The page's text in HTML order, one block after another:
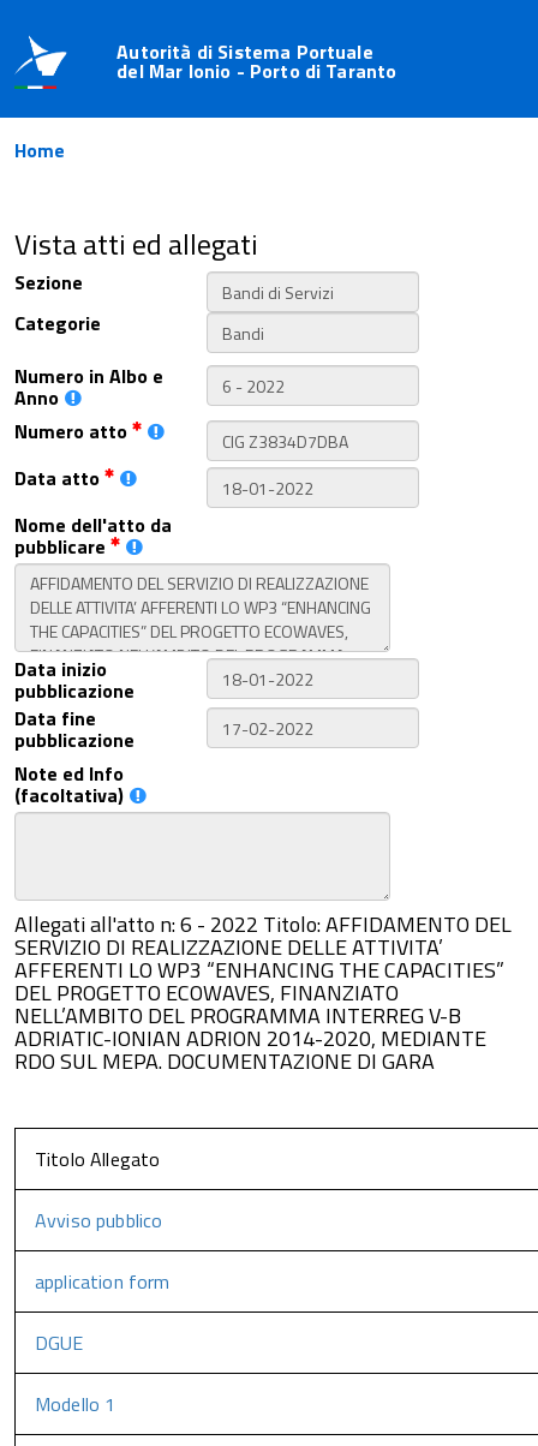
Autorità di Sistema Portuale
del Mar Ionio - Porto di Taranto
Home
Vista atti ed allegati
Sezione
Categorie
Numero in Albo e
Anno
Numero atto
Data atto
Nome dell'atto da
pubblicare
Data inizio
pubblicazione
Data fine
pubblicazione
Note ed Info
(facoltativa)
Allegati all'atto n: 6 - 2022 Titolo: AFFIDAMENTO DEL
SERVIZIO DI REALIZZAZIONE DELLE ATTIVITA’
AFFERENTI LO WP3 “ENHANCING THE CAPACITIES”
DEL PROGETTO ECOWAVES, FINANZIATO
NELL’AMBITO DEL PROGRAMMA INTERREG V-B
ADRIATIC-IONIAN ADRION 2014-2020, MEDIANTE
RDO SUL MEPA. DOCUMENTAZIONE DI GARA
Titolo Allegato
Avviso pubblico
application form
DGUE
Modello 1